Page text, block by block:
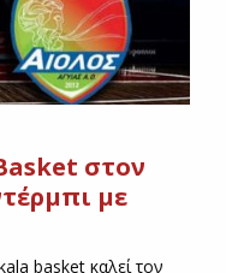
στον
με
basket καλεί τον